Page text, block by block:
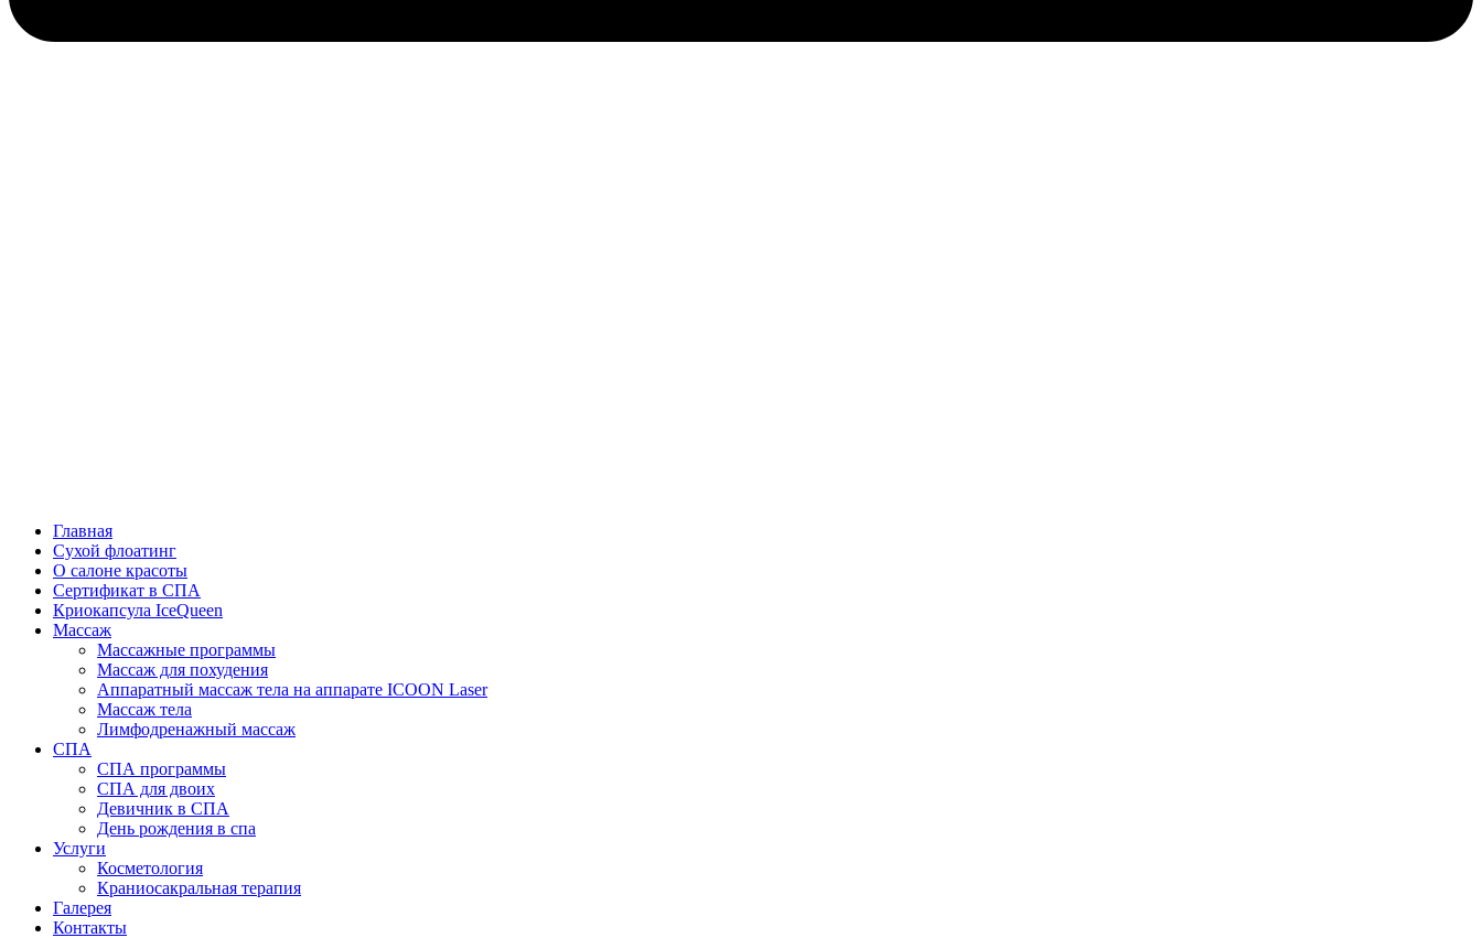
Главная
Сухой флоатинг
О салоне красоты
Cертификат в СПА
Криокапсула IceQueen
Массаж
Массажные программы
Массаж для похудения
Аппаратный массаж тела на аппарате ICOON Laser
Массаж тела
Лимфодренажный массаж
СПА
СПА программы
СПА для двоих
Девичник в СПА
День рождения в спа
Услуги
Косметология
Краниосакральная терапия
Галерея
Контакты